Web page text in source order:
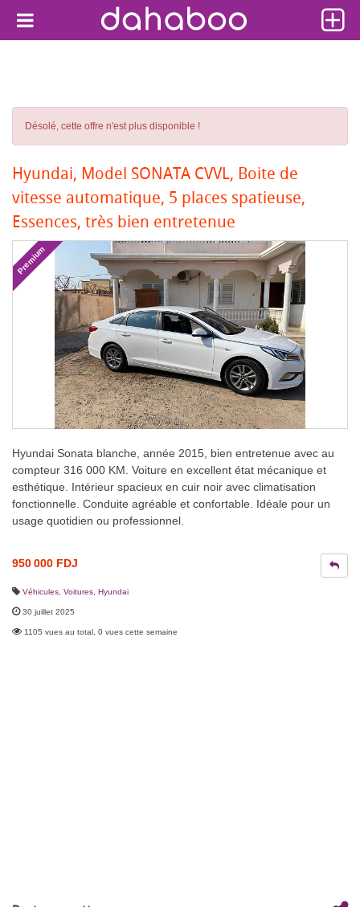
Désolé, cette offre n'est plus disponible !
Hyundai, Model SONATA CVVL, Boite de
vitesse automatique, 5 places spatieuse,
Essences, très bien entretenue
Premium
Hyundai Sonata blanche, année 2015, bien entretenue avec au
compteur 316 000 KM. Voiture en excellent état mécanique et
esthétique. Intérieur spacieux en cuir noir avec climatisation
fonctionnelle. Conduite agréable et confortable. Idéale pour un
usage quotidien ou professionnel.
950 000 FDJ
Véhicules Voitures Hyundai
30 juillet 2025
1105 vues au total, 0 vues cette semaine